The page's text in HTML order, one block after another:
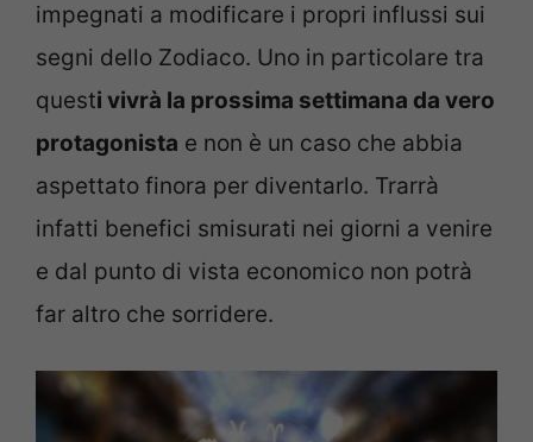
impegnati a modificare i propri influssi sui
segni dello Zodiaco. Uno in particolare tra
questi vivrà la prossima settimana da vero
protagonista e non è un caso che abbia
aspettato finora per diventarlo. Trarrà
infatti benefici smisurati nei giorni a venire
e dal punto di vista economico non potrà
far altro che sorridere.